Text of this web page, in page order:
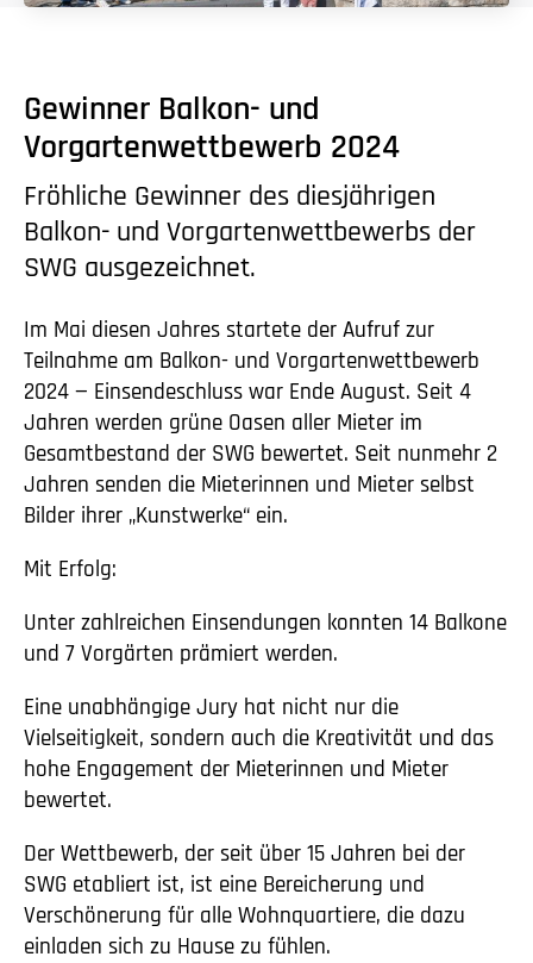
Gewinner Balkon- und
Vorgartenwettbewerb 2024
Fröhliche Gewinner des diesjährigen
Balkon- und Vorgartenwettbewerbs der
SWG ausgezeichnet.
Im Mai diesen Jahres startete der Aufruf zur
Teilnahme am Balkon- und Vorgartenwettbewerb
2024 — Einsendeschluss war Ende August. Seit 4
Jahren werden grüne Oasen aller Mieter im
Gesamtbestand der SWG bewertet. Seit nunmehr 2
Jahren senden die Mieterinnen und Mieter selbst
Bilder ihrer „Kunstwerke“ ein.
Mit Erfolg:
Unter zahlreichen Einsendungen konnten 14 Balkone
und 7 Vorgärten prämiert werden.
Eine unabhängige Jury hat nicht nur die
Vielseitigkeit, sondern auch die Kreativität und das
hohe Engagement der Mieterinnen und Mieter
bewertet.
Der Wettbewerb, der seit über 15 Jahren bei der
SWG etabliert ist, ist eine Bereicherung und
Verschönerung für alle Wohnquartiere, die dazu
einladen sich zu Hause zu fühlen.